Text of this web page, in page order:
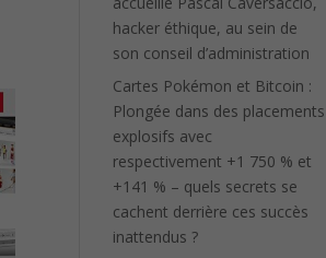
hacker éthique, au sein de
son conseil d’administration
Cartes Pokémon et Bitcoin :
Plongée dans des placements
explosifs avec
respectivement +1 750 % et
+141 % – quels secrets se
cachent derrière ces succès
inattendus ?